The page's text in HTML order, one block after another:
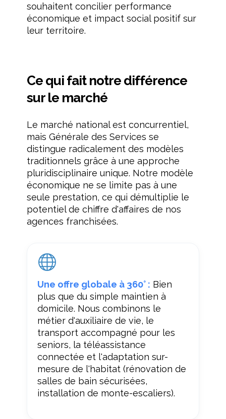
souhaitent concilier performance
économique et impact social positif sur
leur territoire.
Ce qui fait notre différence
sur le marché
Le marché national est concurrentiel,
mais Générale des Services se
distingue radicalement des modèles
traditionnels grâce à une approche
pluridisciplinaire unique. Notre modèle
économique ne se limite pas à une
seule prestation, ce qui démultiplie le
potentiel de chiffre d'affaires de nos
agences franchisées.
Une offre globale à 360° : Bien
plus que du simple maintien à
domicile. Nous combinons le
métier d'auxiliaire de vie, le
transport accompagné pour les
seniors, la téléassistance
connectée et l'adaptation sur-
mesure de l'habitat (rénovation de
salles de bain sécurisées,
installation de monte-escaliers).